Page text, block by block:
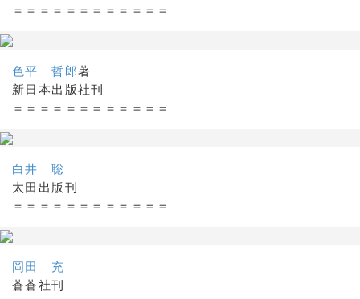
＝＝＝＝＝＝＝＝＝＝＝＝
色平 哲郎著
新日本出版社刊
＝＝＝＝＝＝＝＝＝＝＝＝
白井 聡
太田出版刊
＝＝＝＝＝＝＝＝＝＝＝＝
岡田 充
蒼蒼社刊